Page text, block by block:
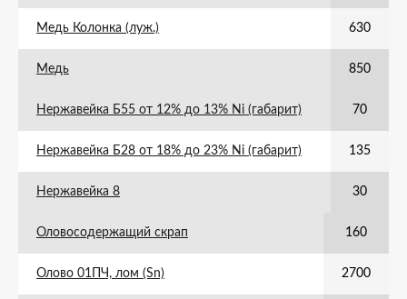
Медь Колонка (луж.) 630
Медь 850
Нержавейка Б55 от 12% до 13% Ni (габарит) 70
Нержавейка Б28 от 18% до 23% Ni (габарит) 135
Нержавейка 8 30
Оловосодержащий скрап 160
Олово 01ПЧ, лом (Sn) 2700